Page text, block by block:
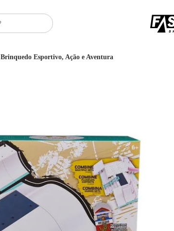
Brinquedo Esportivo, Ação e Aventura